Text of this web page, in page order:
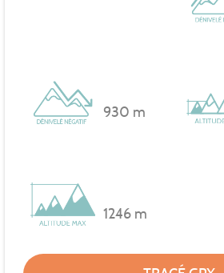
930 m
1246 m